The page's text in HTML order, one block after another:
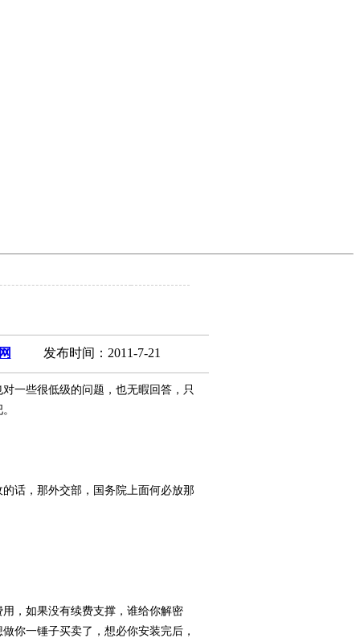
发布时间：2011-7-21
一些很低级的问题，也无暇回答，只
话，那外交部，国务院上面何必放那
，如果没有续费支撑，谁给你解密
你一锤子买卖了，想必你安装完后，